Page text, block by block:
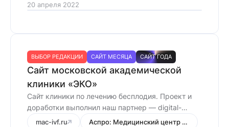
20 апреля 2022
ВЫБОР РЕДАКЦИИ САЙТ МЕСЯЦА САЙТ ГОДА
Сайт московской академической
клиники «ЭКО»
Сайт клиники по лечению бесплодия. Проект и
доработки выполнил наш партнер — digital-
агентство Soma Agency.
mac-ivf.ru Аспро: Медицинский центр 3.0